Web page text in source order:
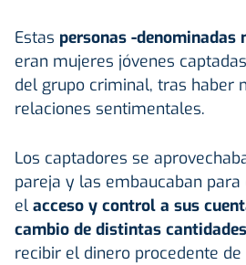
Estas personas -denominadas
eran mujeres jóvenes
del grupo criminal, tras haber
relaciones sentimentales.
Los captadores se
pareja y las embaucaban
el acceso y control a sus
cambio de distintas cantidades
recibir el dinero procedente